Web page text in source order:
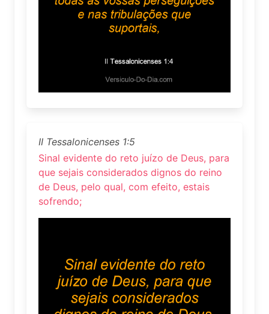
II Tessalonicenses 1:5
Sinal evidente do reto juízo de Deus, para
que sejais considerados dignos do reino
de Deus, pelo qual, com efeito, estais
sofrendo;